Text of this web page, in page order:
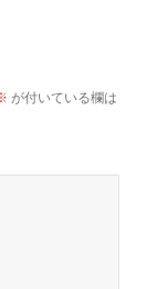
が付いている欄は